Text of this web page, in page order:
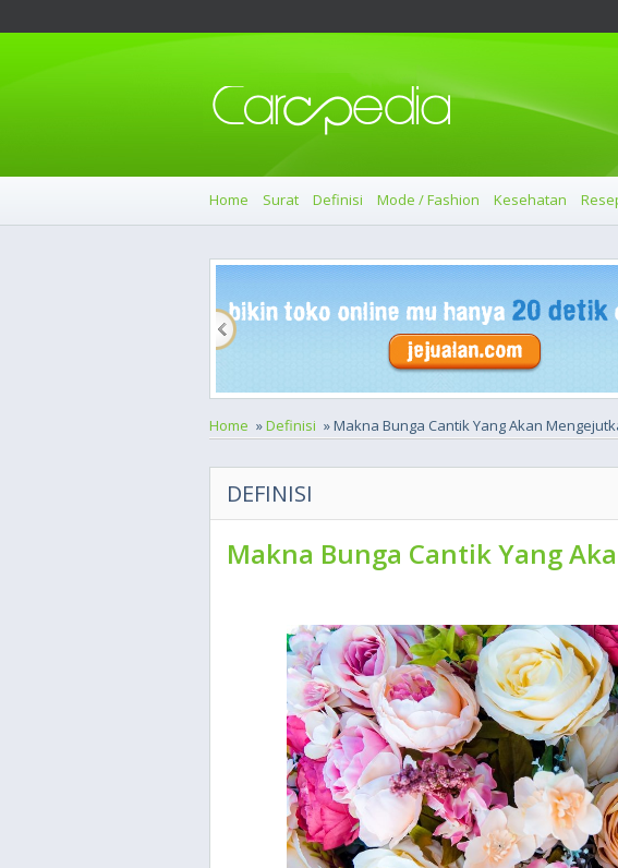
Home Surat Definisi Mode / Fashion Kesehatan
Home »Definisi » Makna Bunga Cantik Yang Akan
DEFINISI
Makna Bunga Cantik Yang